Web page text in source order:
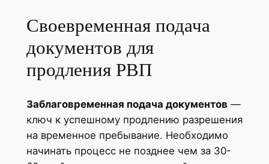
Своевременная подача
документов для
продления РВП
Заблаговременная подача документов —
ключ к успешному продлению разрешения
на временное пребывание. Необходимо
начинать процесс не позднее чем за 30-